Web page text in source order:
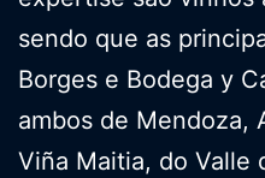
sendo que as
Borges e Bodega y
ambos de Mendoza,
Viña Maitia, do Valle